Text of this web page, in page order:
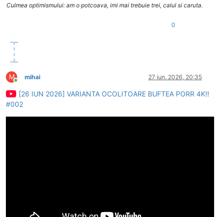
Culmea optimismului: am o potcoava, imi mai trebuie trei, calul si caruta.
0
M
Conectat
mihai 27 iun. 2026, 20:35
[26 IUN 2026] VARIANTA OCOLITOARE BUFTEA PORR 4K!!
#002